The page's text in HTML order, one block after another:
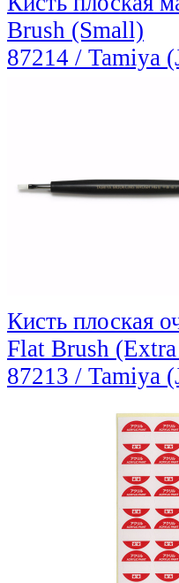
Brush (Small)
87214 / Tamiya
Кисть плоская
Flat Brush
87213 / Tamiya